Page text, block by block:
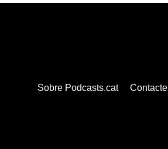
Sobre Podcasts.cat Contacte